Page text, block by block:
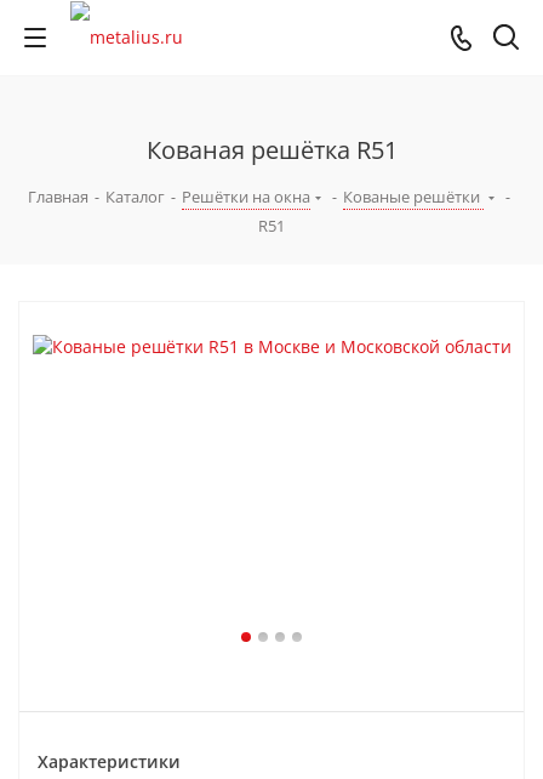
Кованая решётка R51
Главная - Каталог - Решётки на окна - Кованые решётки
-
R51
Характеристики